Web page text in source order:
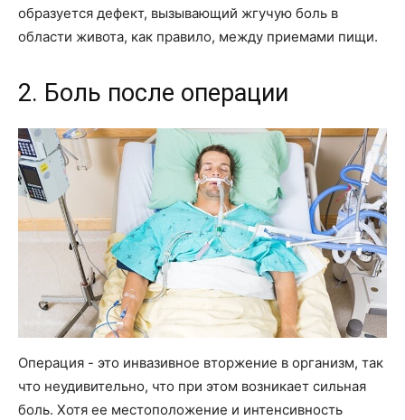
образуется дефект, вызывающий жгучую боль в
области живота, как правило, между приемами пищи.
2. Боль после операции
Операция - это инвазивное вторжение в организм, так
что неудивительно, что при этом возникает сильная
боль. Хотя ее местоположение и интенсивность